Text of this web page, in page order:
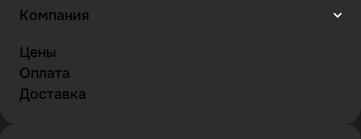
Компания
Цены
Оплата
Доставка